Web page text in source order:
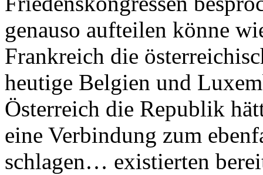
genauso aufteilen könne
Frankreich die
heutige Belgien und
Österreich die Republik
eine Verbindung zum
schlagen… existierten